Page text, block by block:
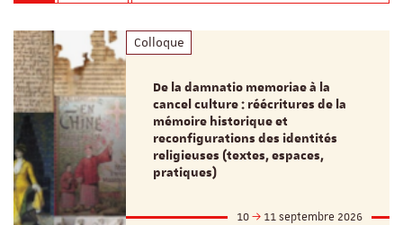
Colloque
De la damnatio memoriae à la
cancel culture : réécritures de la
mémoire historique et
reconfigurations des identités
religieuses (textes, espaces,
pratiques)
10
11 septembre 2026